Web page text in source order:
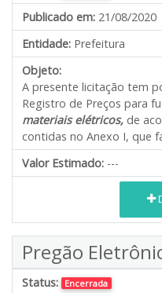
Publicado em: 21/08/2020
Entidade: Prefeitura
Objeto:
A presente licitação tem
Registro de Preços para
materiais elétricos, de
contidas no Anexo I, que
Valor Estimado: ---
Pregão
Status: Encerrada